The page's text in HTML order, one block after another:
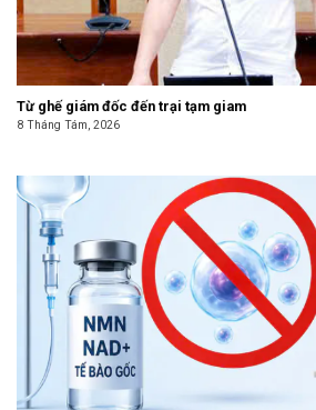
Từ ghế giám đốc đến trại tạm giam
8 Tháng Tám, 2026